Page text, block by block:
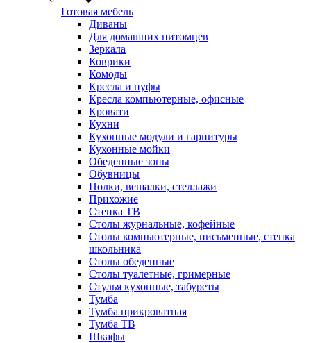
Готовая мебель
Диваны
Для домашних питомцев
Зеркала
Коврики
Комоды
Кресла и пуфы
Кресла компьютерные, офисные
Кровати
Кухни
Кухонные модули и гарнитуры
Кухонные мойки
Обеденные зоны
Обувницы
Полки, вешалки, стеллажи
Прихожие
Стенка ТВ
Столы журнальные, кофейные
Столы компьютерные, письменные, стенка
школьника
Столы обеденные
Столы туалетные, гримерные
Стулья кухонные, табуреты
Тумба
Тумба прикроватная
Тумба ТВ
Шкафы